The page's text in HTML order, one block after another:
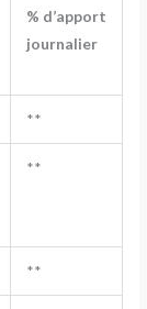
% d’apport
journalier
**
**
**